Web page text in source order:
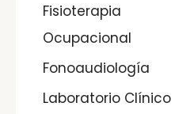
Fisioterapia
Ocupacional
Fonoaudiología
Laboratorio Clínico